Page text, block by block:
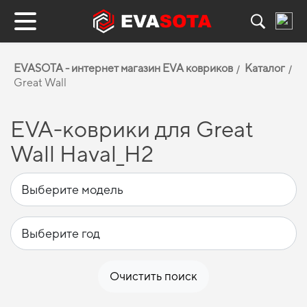
EVASOTA - интернет магазин EVA ковриков
Каталог
Great Wall
EVA-коврики для Great
Wall Haval_H2
Очистить поиск